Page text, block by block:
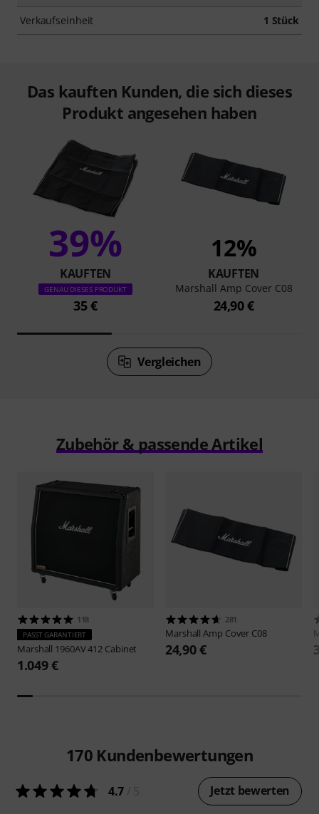
Verkaufseinheit 1 Stück
Das kauften Kunden, die sich dieses
Produkt angesehen haben
39%
KAUFTEN
GENAU DIESES PRODUKT
35 €
12%
KAUFTEN
Marshall Amp Cover C08
24,90 €
Vergleichen
Zubehör & passende Artikel
118
PASST GARANTIERT
Marshall 1960AV 412 Cabinet
1.049 €
281
MarshallAmp Cover C08
24,90 €
170 Kundenbewertungen
4.7 Jetzt bewerten